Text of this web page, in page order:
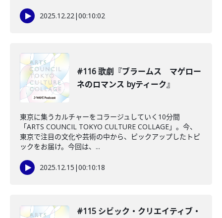
2025.12.22|00:10:02
#116 歌劇『ブラームス マゲロー
ネのロマンス byティーク』
東京に集うカルチャーをコラージュしていく10分間
「ARTS COUNCIL TOKYO CULTURE COLLAGE」。今、
東京で注目の文化や芸術の中から、ピックアップしたトピ
ックをお届け。今回は、...
2025.12.15 |00:10:18
#115 シビック・クリエイティブ・